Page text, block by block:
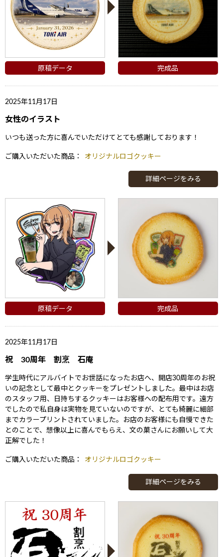
い
退職・異動の挨拶におすすめのお菓子ギ
原稿データ 完成品
2025年11月17日
女性のイラスト
いつも送った方に喜んでいただけてとても感謝しております！
ご購入いただいた商品： オリジナルロゴクッキー
詳細ページをみる
原稿データ 完成品
2025年11月17日
祝 30周年 割烹 石庵
学生時代にアルバイトでお世話になったお店へ、開店30周年のお祝
いの記念として最中とクッキーをプレゼントしました。最中はお店
のスタッフ用、日持ちするクッキーはお客様への配布用です。遠方
でしたので私自身は実物を見ていないのですが、とても綺麗に細部
までカラープリントされていました。お店のお客様にも自慢できた
とのことで、想像以上に喜んでもらえ、文の菓さんにお願いして大
正解でした！
ご購入いただいた商品： オリジナルロゴクッキー
詳細ページをみる